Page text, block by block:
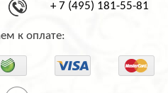
+ 7 (495) 181-55-81
к оплате: